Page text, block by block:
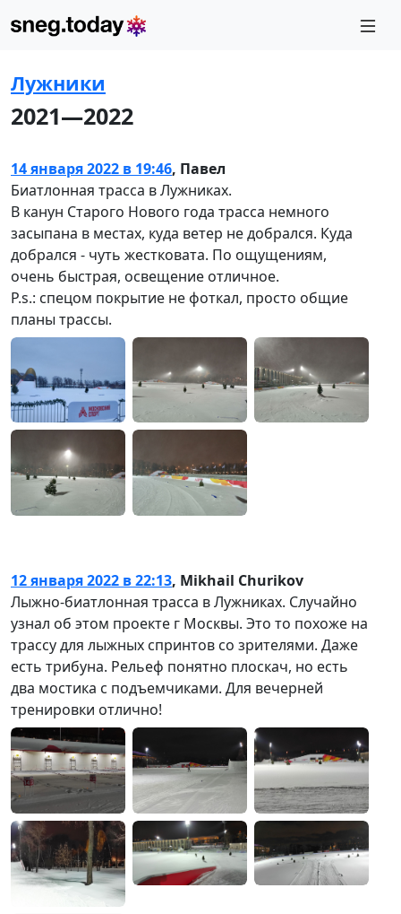
Лужники
2021—2022
14 января 2022 в 19:46, Павел
Биатлонная трасса в Лужниках.
В канун Старого Нового года трасса немного
засыпана в местах, куда ветер не добрался. Куда
добрался - чуть жестковата. По ощущениям,
очень быстрая, освещение отличное.
P.s.: спецом покрытие не фоткал, просто общие
планы трассы.
12 января 2022 в 22:13, Mikhail Churikov
Лыжно-биатлонная трасса в Лужниках. Случайно
узнал об этом проекте г Москвы. Это то похоже на
трассу для лыжных спринтов со зрителями. Даже
есть трибуна. Рельеф понятно плоскач, но есть
два мостика с подъемчиками. Для вечерней
тренировки отлично!